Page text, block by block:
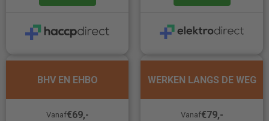
BHV EN EHBO
Vanaf€69,-
WERKEN LANGS DE WEG
Vanaf€79,-